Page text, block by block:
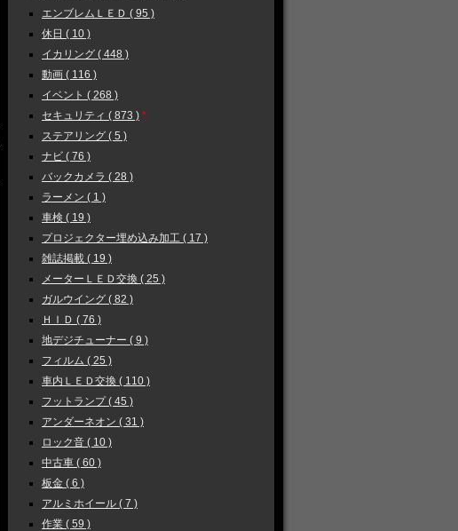
エンブレムＬＥＤ ( 95 )
休日 ( 10 )
イカリング ( 448 )
動画 ( 116 )
イベント ( 268 )
セキュリティ ( 873 ) *
ステアリング ( 5 )
ナビ ( 76 )
バックカメラ ( 28 )
ラーメン ( 1 )
車検 ( 19 )
プロジェクター埋め込み加工 ( 17 )
雑誌掲載 ( 19 )
メーターＬＥＤ交換 ( 25 )
ガルウイング ( 82 )
ＨＩＤ ( 76 )
地デジチューナー ( 9 )
フィルム ( 25 )
車内ＬＥＤ交換 ( 110 )
フットランプ ( 45 )
アンダーネオン ( 31 )
ロック音 ( 10 )
中古車 ( 60 )
板金 ( 6 )
アルミホイール ( 7 )
作業 ( 59 )